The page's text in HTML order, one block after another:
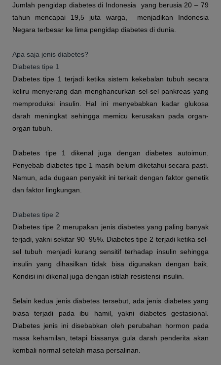
Jumlah pengidap diabetes di Indonesia yang berusia 20 – 79
tahun mencapai 19,5 juta warga, menjadikan Indonesia
Negara terbesar ke lima pengidap diabetes di dunia.
Apa saja jenis diabetes?
Diabetes tipe 1
Diabetes tipe 1 terjadi ketika sistem kekebalan tubuh secara
keliru menyerang dan menghancurkan sel-sel pankreas yang
memproduksi insulin. Hal ini menyebabkan kadar glukosa
darah meningkat sehingga memicu kerusakan pada organ-
organ tubuh.
Diabetes tipe 1 dikenal juga dengan diabetes autoimun.
Penyebab diabetes tipe 1 masih belum diketahui secara pasti.
Namun, ada dugaan penyakit ini terkait dengan faktor genetik
dan faktor lingkungan.
Diabetes tipe 2
Diabetes tipe 2 merupakan jenis diabetes yang paling banyak
terjadi, yakni sekitar 90–95%. Diabetes tipe 2 terjadi ketika sel-
sel tubuh menjadi kurang sensitif terhadap insulin sehingga
insulin yang dihasilkan tidak bisa digunakan dengan baik.
Kondisi ini dikenal juga dengan istilah resistensi insulin.
Selain kedua jenis diabetes tersebut, ada jenis diabetes yang
biasa terjadi pada ibu hamil, yakni diabetes gestasional.
Diabetes jenis ini disebabkan oleh perubahan hormon pada
masa kehamilan, tetapi biasanya gula darah penderita akan
kembali normal setelah masa persalinan.